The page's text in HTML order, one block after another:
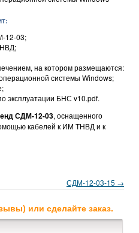
12-03;
на котором размещаются:
системы Windows;
эксплуатации БНС v10.pdf.
СДМ-12-03, оснащенного
кабелей к ИМ ТНВД и к
СДМ-12-03-15 →
или сделайте заказ.